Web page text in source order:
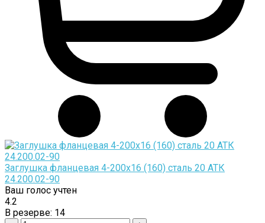
Заглушка фланцевая 4-200х16 (160) сталь 20 АТК
24.200.02-90
Ваш голос учтен
4.2
В резерве: 14